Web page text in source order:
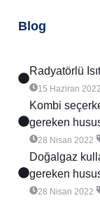
Blog
Radyatörlü
15 Haziran 2022
Kombi
gereken
28 Nisan 2022
Doğalgaz
gereken
28 Nisan 2022